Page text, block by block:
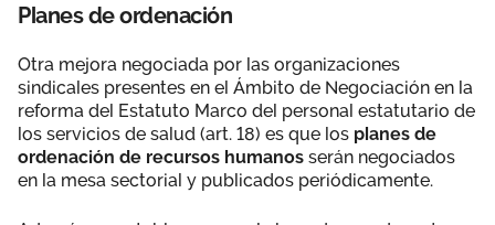
Planes de ordenación
Otra mejora negociada por las organizaciones
sindicales presentes en el Ámbito de Negociación en la
reforma del Estatuto Marco del personal estatutario de
los servicios de salud (art. 18) es que los planes de
ordenación de recursos humanos serán negociados
en la mesa sectorial y publicados periódicamente.